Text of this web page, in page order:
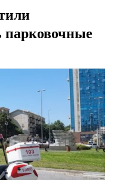
парковочные